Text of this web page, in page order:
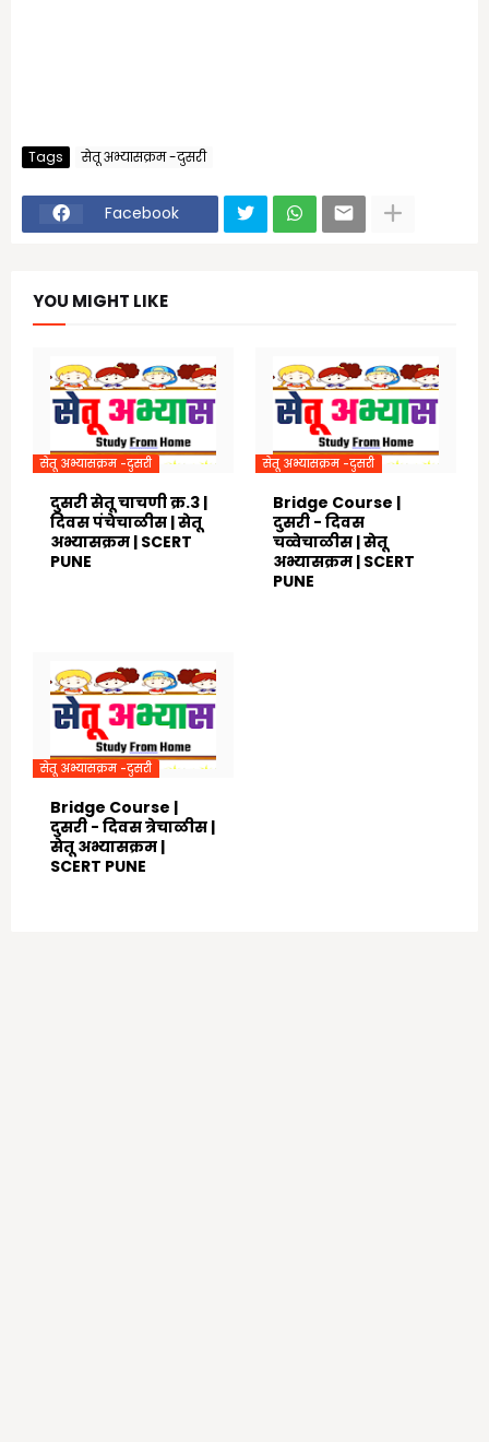
Tags सेतू अभ्यासक्रम -दुसरी
Facebook
YOU MIGHT LIKE
सेतू अभ्यासक्रम -दुसरी
दुसरी सेतू चाचणी क्र.3 |
दिवस पंचेचाळीस | सेतू
अभ्यासक्रम | SCERT
PUNE
सेतू अभ्यासक्रम -दुसरी
Bridge Course |
दुसरी - दिवस
चव्वेचाळीस | सेतू
अभ्यासक्रम | SCERT
PUNE
सेतू अभ्यासक्रम -दुसरी
Bridge Course |
दुसरी - दिवस त्रेचाळीस |
सेतू अभ्यासक्रम |
SCERT PUNE